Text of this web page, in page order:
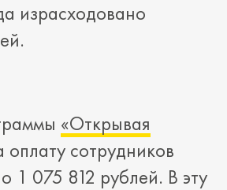
израсходовано
«Открывая
оплату сотрудников
1 075 812 рублей. В эту